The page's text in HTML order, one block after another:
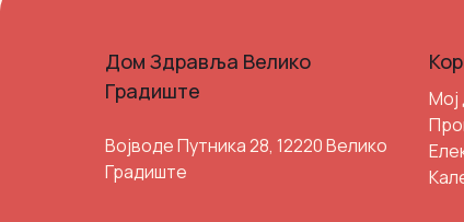
Дом Здравља Велико
Градиште
Војводе Путника 28, 12220 Велико
Градиште
Мој